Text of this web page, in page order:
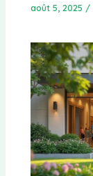
août 5, 2025 /